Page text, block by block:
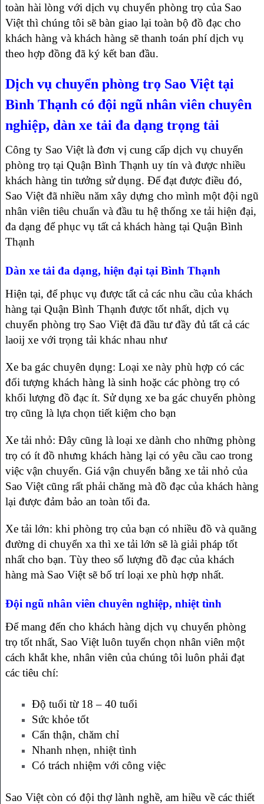
toàn hài lòng với dịch vụ chuyển phòng trọ của Sao
Việt thì chúng tôi sẽ bàn giao lại toàn bộ đồ đạc cho
khách hàng và khách hàng sẽ thanh toán phí dịch vụ
theo hợp đồng đã ký kết ban đầu.
Dịch vụ chuyển phòng trọ Sao Việt tại
Bình Thạnh có đội ngũ nhân viên chuyên
nghiệp, dàn xe tải đa dạng trọng tải
Công ty Sao Việt là đơn vị cung cấp dịch vụ chuyển
phòng trọ tại Quận Bình Thạnh uy tín và được nhiều
khách hàng tin tưởng sử dụng. Để đạt được điều đó,
Sao Việt đã nhiều năm xây dựng cho mình một đội ngũ
nhân viên tiêu chuẩn và đầu tu hệ thống xe tải hiện đại,
đa dạng để phục vụ tất cả khách hàng tại Quận Bình
Thạnh
Dàn xe tải đa dạng, hiện đại tại Bình Thạnh
Hiện tại, để phục vụ được tất cả các nhu cầu của khách
hàng tại Quận Bình Thạnh được tốt nhất, dịch vụ
chuyển phòng trọ Sao Việt đã đầu tư đầy đủ tất cả các
laoij xe với trọng tải khác nhau như
Xe ba gác chuyên dụng: Loại xe này phù hợp có các
đối tượng khách hàng là sinh hoặc các phòng trọ có
khối lượng đồ đạc ít. Sử dụng xe ba gác chuyển phòng
trọ cũng là lựa chọn tiết kiệm cho bạn
Xe tải nhỏ: Đây cũng là loại xe dành cho những phòng
trọ có ít đồ nhưng khách hàng lại có yêu cầu cao trong
việc vận chuyển. Giá vận chuyển bằng xe tải nhỏ của
Sao Việt cũng rất phải chăng mà đồ đạc của khách hàng
lại được đảm bảo an toàn tối đa.
Xe tải lớn: khi phòng trọ của bạn có nhiều đồ và quãng
đường di chuyển xa thì xe tải lớn sẽ là giải pháp tốt
nhất cho bạn. Tùy theo số lượng đồ đạc của khách
hàng mà Sao Việt sẽ bố trí loại xe phù hợp nhất.
Đội ngũ nhân viên chuyên nghiệp, nhiệt tình
Để mang đến cho khách hàng dịch vụ chuyển phòng
trọ tốt nhất, Sao Việt luôn tuyển chọn nhân viên một
cách khắt khe, nhân viên của chúng tôi luôn phải đạt
các tiêu chí:
Độ tuổi từ 18 – 40 tuổi
Sức khỏe tốt
Cẩn thận, chăm chỉ
Nhanh nhẹn, nhiệt tình
Có trách nhiệm với công việc
Sao Việt còn có đội thợ lành nghề, am hiều về các thiết